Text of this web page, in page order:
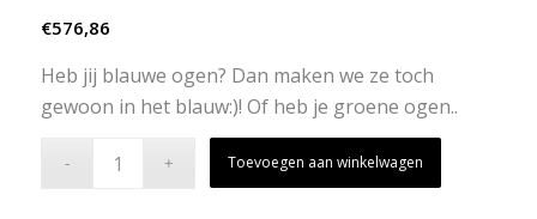
€576,86
Heb jij blauwe ogen? Dan maken we ze toch
gewoon in het blauw:)! Of heb je groene ogen..
Toevoegen aan winkelwagen